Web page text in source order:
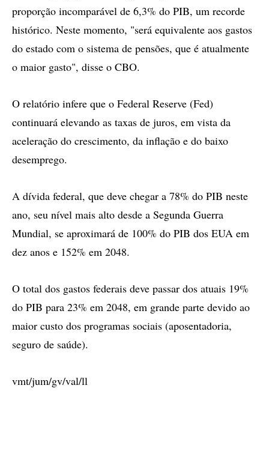
proporção incomparável de 6,3% do PIB, um recorde
histórico. Neste momento, "será equivalente aos gastos
do estado com o sistema de pensões, que é atualmente
o maior gasto", disse o CBO.
O relatório infere que o Federal Reserve (Fed)
continuará elevando as taxas de juros, em vista da
aceleração do crescimento, da inflação e do baixo
desemprego.
A dívida federal, que deve chegar a 78% do PIB neste
ano, seu nível mais alto desde a Segunda Guerra
Mundial, se aproximará de 100% do PIB dos EUA em
dez anos e 152% em 2048.
O total dos gastos federais deve passar dos atuais 19%
do PIB para 23% em 2048, em grande parte devido ao
maior custo dos programas sociais (aposentadoria,
seguro de saúde).
vmt/jum/gv/val/ll